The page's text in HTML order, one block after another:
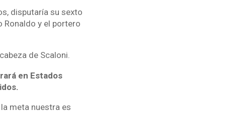
disputaría su sexto
Ronaldo y el portero
de Scaloni.
en Estados
meta nuestra es